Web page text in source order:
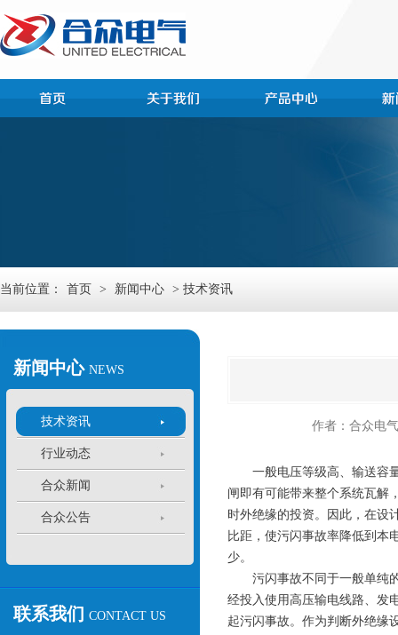
当前位置： 首页 > 新闻中心 > 技术资讯
新闻中心 NEWS
技术资讯
行业动态
合众新闻
合众公告
联系我们 CONTACT US
作者：合众电
一般电压等级高、输送容量
闸即有可能带来整个系统瓦解
时外绝缘的投资。因此，在设
比距，使污闪事故率降低到本
少。
污闪事故不同于一般单纯的
经投入使用高压输电线路、发
起污闪事故。作为判断外绝缘